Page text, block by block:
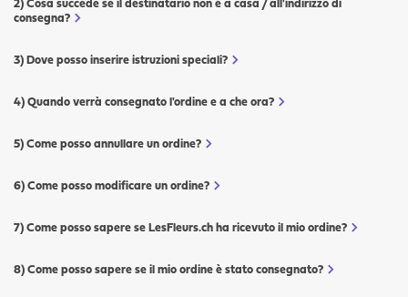
Cosa succede se il destinatario non è a casa / all'indirizzo di
consegna?
Dove posso inserire istruzioni speciali?
Quando verrà consegnato l'ordine e a che ora?
Come posso annullare un ordine?
Come posso modificare un ordine?
Come posso sapere se LesFleurs.ch ha ricevuto il mio ordine?
Come posso sapere se il mio ordine è stato consegnato?